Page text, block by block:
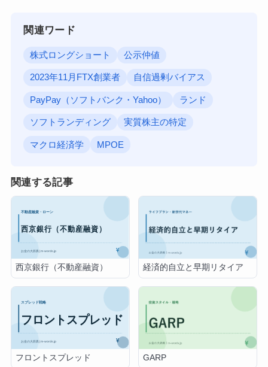
関連ワード
株式ロングショート 公示仲値
2023年11月FTX創業者 自信過剰バイアス
PayPay（ソフトバンク・Yahoo） ランド
ソフトランディング 実質株主の特定
マクロ経済学 MPOE
関連する記事
西京銀行（不動産融資） 経済的自立と早期リタイア
フロントスプレッド GARP